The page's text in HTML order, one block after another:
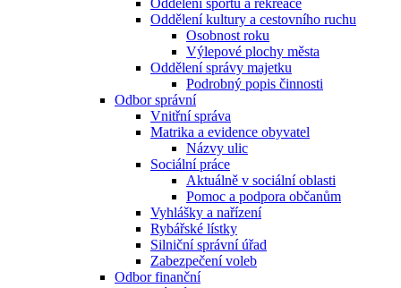
Oddělení sportu a rekreace
Oddělení kultury a cestovního ruchu
Osobnost roku
Výlepové plochy města
Oddělení správy majetku
Podrobný popis činnosti
Odbor správní
Vnitřní správa
Matrika a evidence obyvatel
Názvy ulic
Sociální práce
Aktuálně v sociální oblasti
Pomoc a podpora občanům
Vyhlášky a nařízení
Rybářské lístky
Silniční správní úřad
Zabezpečení voleb
Odbor finanční